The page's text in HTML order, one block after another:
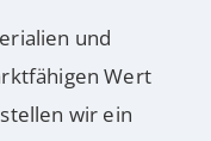
und
Wert
wir ein